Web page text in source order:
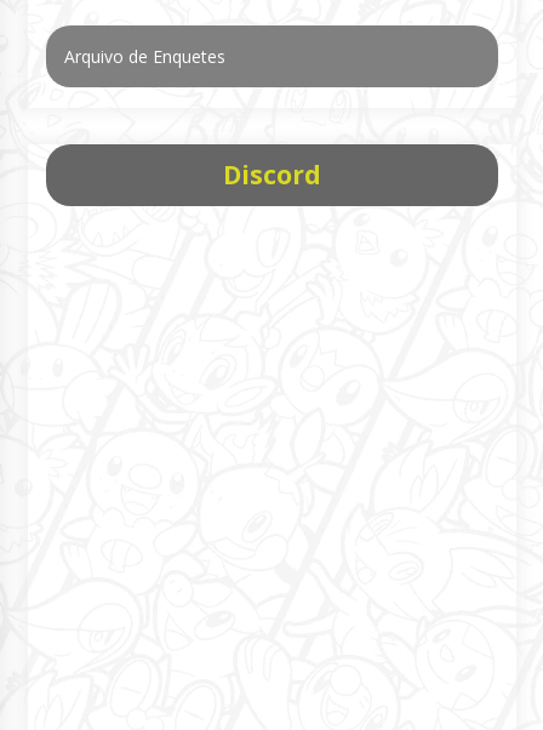
Arquivo de Enquetes
Discord